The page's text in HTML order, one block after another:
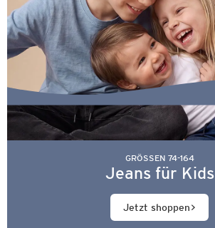
GRÖSSEN 74-164
Jeans für Kids
Jetzt shoppen